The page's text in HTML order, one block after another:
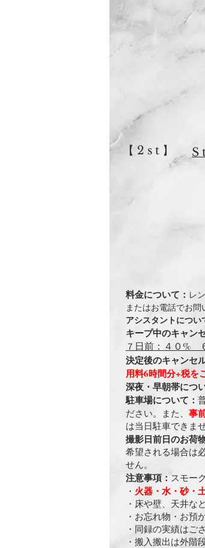
【2st】
料金について： レ
またはお電話でお問
アシスタントについ
キープ中のキャン
７ 日前：４０%
決定後のキャンセ
用料6時間分+税を
深夜・早朝帯につ
駐車場について：
ださい。また、 事
は当日駐車できませ
撮影日前日のお荷
希望される場合は
せん。
注意事項： スモー
​・ 火器・水・砂・
・床や壁、天井な
・お忘れ物・お預
・同録の実績はご
・搬入搬出は外階